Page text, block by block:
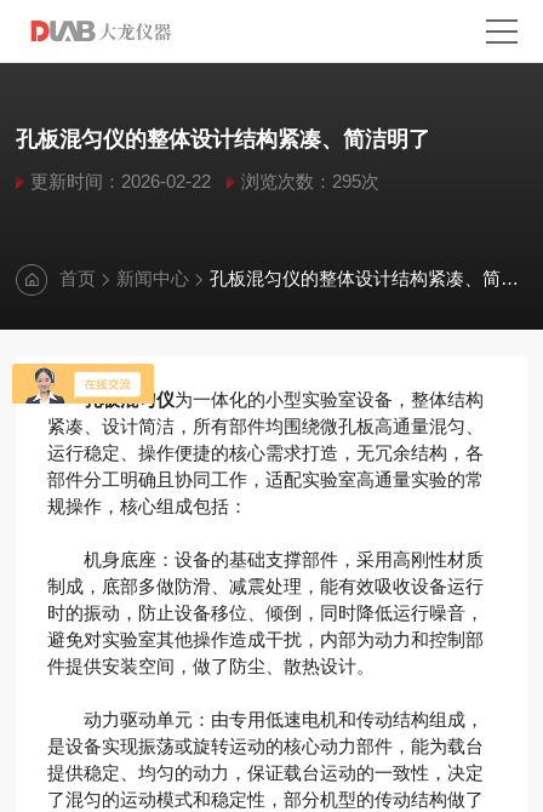
孔板混匀仪的整体设计结构紧凑、简洁明了
更新时间：2026-02-22 浏览次数：295次
首页 新闻中心 孔板混匀仪的整体设计结构紧凑、简洁明了
孔板混匀仪为一体化的小型实验室设备，整体结构
紧凑、设计简洁，所有部件均围绕微孔板高通量混匀、
运行稳定、操作便捷的核心需求打造，无冗余结构，各
部件分工明确且协同工作，适配实验室高通量实验的常
规操作，核心组成包括：
机身底座：设备的基础支撑部件，采用高刚性材质
制成，底部多做防滑、减震处理，能有效吸收设备运行
时的振动，防止设备移位、倾倒，同时降低运行噪音，
避免对实验室其他操作造成干扰，内部为动力和控制部
件提供安装空间，做了防尘、散热设计。
动力驱动单元：由专用低速电机和传动结构组成，
是设备实现振荡或旋转运动的核心动力部件，能为载台
提供稳定、均匀的动力，保证载台运动的一致性，决定
了混匀的运动模式和稳定性，部分机型的传动结构做了